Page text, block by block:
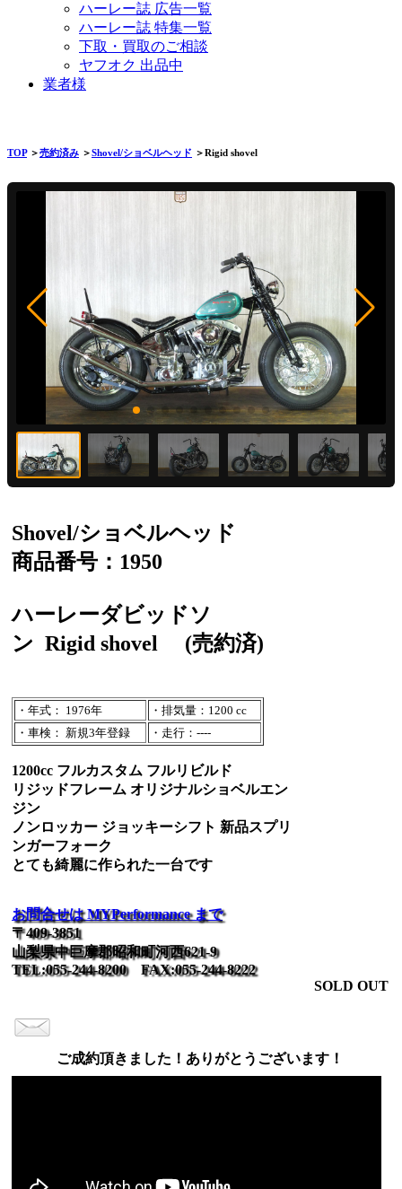
ハーレー誌 広告一覧
ハーレー誌 特集一覧
下取・買取のご相談
ヤフオク 出品中
業者様
TOP＞売約済み ＞Shovel/ショベルヘッド ＞Rigid shovel
Shovel/ショベルヘッド
商品番号：1950
ハーレーダビッドソ
ン Rigid shovel (売約済)
・年式： 1976年
・排気量：1200 cc
・車検： 新規3年登録
・走行：----
1200cc フルカスタム フルリビルド
リジッドフレーム オリジナルショベルエン
ジン
ノンロッカー ジョッキーシフト 新品スプリ
ンガーフォーク
とても綺麗に作られた一台です
お問合せは MYPerformance まで
〒409-3851
山梨県中巨摩郡昭和町河西621-9
TEL:055-244-8200 FAX:055-244-8222
SOLD OUT
ご成約頂きました！ありがとうございます！